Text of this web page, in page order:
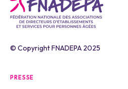
© Copyright FNADEPA 2025
PRESSE